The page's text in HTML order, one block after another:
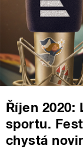
Říjen 2020:
sportu.
chystá